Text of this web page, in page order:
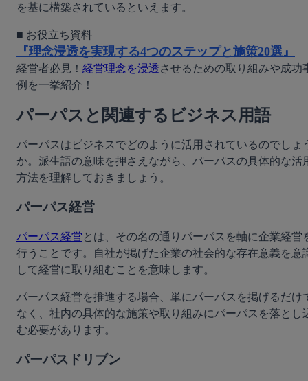
を基に構築されているといえます。
『理念浸透を実現する4つのステップと施策20選』
経営者必見！ 経営理念を浸透させるための取り組みや成功
例を一挙紹介！
パーパスと関連するビジネス用語
パーパスはビジネスでどのように活用されているのでしょ
か。派生語の意味を押さえながら、パーパスの具体的な活
方法を理解しておきましょう。
パーパス経営
パーパス経営 とは、その名の通りパーパスを軸に企業経営
行うことです。自社が掲げた企業の社会的な存在意義を意
して経営に取り組むことを意味します。
パーパス経営を推進する場合、単にパーパスを掲げるだけ
なく、社内の具体的な施策や取り組みにパーパスを落とし
む必要があります。
パーパスドリブン